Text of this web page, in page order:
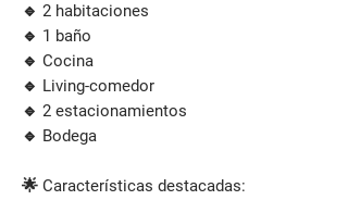
🔹 2 habitaciones
🔹 1 baño
🔹 Cocina
🔹 Living-comedor
🔹 2 estacionamientos
🔹 Bodega
🌟 Características destacadas: